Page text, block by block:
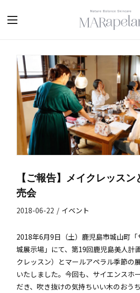
【ご報告】メイクレッス
売会
2018-06-22 / イベント
2018年6月9日（土）鹿児島市城山町
城展示場」にて、第19回鹿児島美人計
クレッスン）とマールアペラル季節の
いたしました。今回も、 サイエンスホ
だき、吹き抜けの気持ちいい木のおう